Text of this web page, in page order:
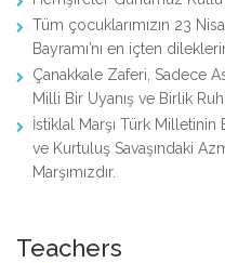
Tüm çocuklarımızın 23
Bayramı’nı en içten
Çanakkale Zaferi, Sadece
Milli Bir Uyanış ve Birlik
İstiklal Marşı Türk Milletinin
ve Kurtuluş Savaşındaki
Marşımızdır.
Teachers